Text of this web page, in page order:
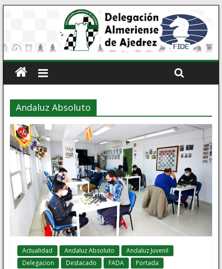
Andaluz Absoluto
Actualidad Andaluz Absoluto
Andaluz Juvenil
Delegacion
Destacado FADA Portada